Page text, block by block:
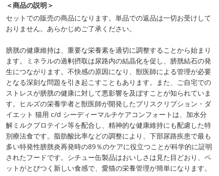
＜商品の説明＞
セットでの販売の商品になります。単品での返品は一切お受けして
おりません。あらかじめご了承ください。
膀胱の健康維持は、重要な栄養素を適切に調整することから始まり
ます。ミネラルの過剰摂取は尿路内の結晶化を促し、膀胱結石の発
生につながります。不快感の原因になり、獣医師による管理が必要
となる深刻な問題を引き起こすこともあります。また、ご自宅での
ストレスが膀胱の健康に対して悪影響を及ぼすことが知られていま
す。ヒルズの栄養学者と獣医師が開発したプリスクリプション・ダ
イエット 猫用 c/d シーディーマルチケアコンフォートは、加水分
解ミルクプロテイン等を配合し、精神的な健康維持にも配慮した特
別療法食です。脂肪酸比率などの調整により、下部尿路疾患で最も
多い特発性膀胱炎再発時の89％のケアに役立つことが科学的に証明
されたフードです。シチュー缶製品はおいしさは見た目どおり、ペ
ットがとびつく新しい食感で、愛猫の栄養管理が簡単になります。